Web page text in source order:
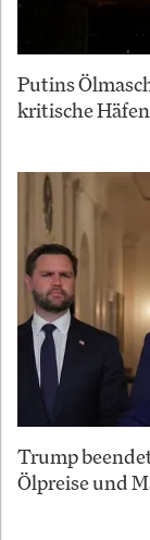
Putins
kritische
Trump
Ölpreise und